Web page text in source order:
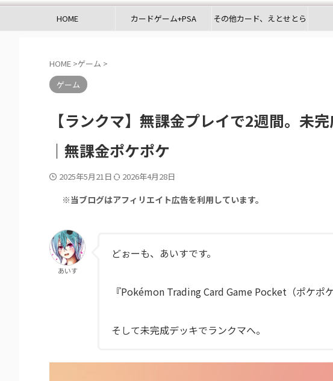
HOME カードゲーム+PSA その他カード、えとせとら
HOME >ゲーム >
ゲーム
【ランクマ】無課金プレイで2週間。未
｜無課金ポケポケ
2025年5月21日 2026年4月28日
※当ブログはアフィリエイト広告を利用しています。
あいす
どぉーも、あいすです。
『Pokémon Trading Card Game Pocket（ポケポ
そして未完成デッキでランクマへ。